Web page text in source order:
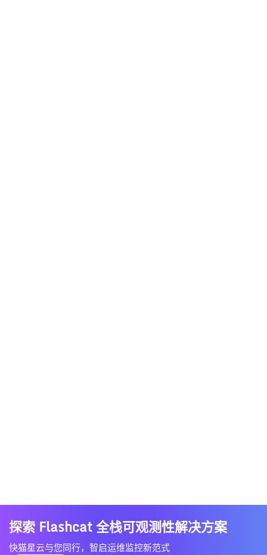
探索 Flashcat 全栈可观测性解决方案
快猫星云与您同行，智启运维监控新范式